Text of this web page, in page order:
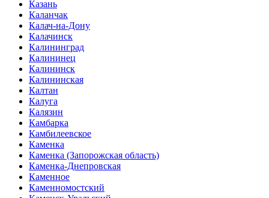
Казань
Каланчак
Калач-на-Дону
Калачинск
Калининград
Калининец
Калининск
Калининская
Калтан
Калуга
Калязин
Камбарка
Камбилеевское
Каменка
Каменка (Запорожская область)
Каменка-Днепровская
Каменное
Каменномостский